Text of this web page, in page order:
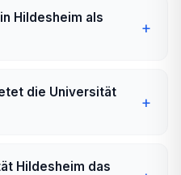
Hildesheim als
die Universität
Hildesheim das